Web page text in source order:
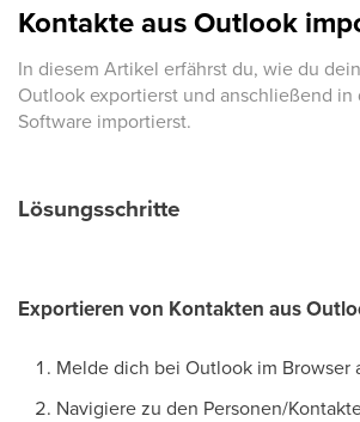
Kontakte aus Outlook
In diesem Artikel erfährst du, wie du
Outlook exportierst und anschließend in
Software importierst.
Lösungsschritte
Exportieren von Kontakten aus
Melde dich bei Outlook im Browser
Navigiere zu den Personen/